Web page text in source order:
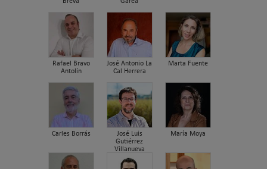
Rafael Bravo
Antolín
José Antonio La
Cal Herrera
Marta Fuente
Carles Borrás
José Luis
Gutiérrez
Villanueva
María Moya